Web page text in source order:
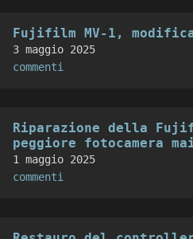
Fujifilm MV-1,
3 maggio 2025
commenti
Riparazione della
peggiore fotocamera
1 maggio 2025
commenti